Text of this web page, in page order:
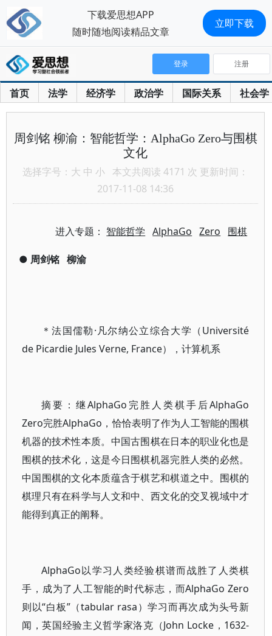
首页 法学 经济学 政治学 国际关系 社会学
登录 注册
周剑铭 柳渝：智能哲学：AlphaGo Zero与围棋
文化
选择字号： 大 中 小 本文共阅读 4171 次 更新时间：
2017-11-08 14:36
进入专题： 智能哲学 AlphaGo Zero 围棋
● 周剑铭 柳渝
＊法国儒勒·凡尔纳公立综合大学（Université
de Picardie Jules Verne, France），计算机系
摘要：继AlphaGo完胜人类棋手后AlphaGo
Zero完胜AlphaGo，恰恰表明了作为人工智能的围棋
机器的技术性本质。中国古围棋在日本的职业化也是
围棋的技术化，这是今日围棋机器完胜人类的必然。
中国围棋的文化本质蕴含于棋艺和棋道之中。围棋的
棋理只有在科学与人文和中、西文化的交叉视域中才
能得到真正的阐释。
AlphaGo以学习人类经验棋谱而战胜了人类棋
手，成为了人工智能的时代标志，而AlphaGo Zero
则以“白板”（tabular rasa）学习而再次成为头号新
闻，英国经验主义哲学家洛克（John Locke，1632-
下载爱思想APP
随时随地阅读精品文章
立即下载